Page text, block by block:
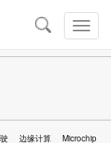
切
换
导
导
航
边缘计算 Microchip